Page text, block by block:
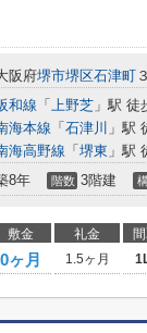
阪府堺市堺区石津町
和線 「 上野芝 」駅 徒
海本線 「 石津川 」駅
海高野線 「 堺東 」駅
8年 階数 3階建
敷金 礼金
0ヶ月 1.5ヶ月